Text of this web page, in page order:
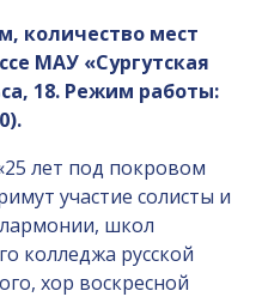
количество мест
МАУ «Сургутская
18. Режим работы:
лет под покровом
участие солисты и
школ
колледжа русской
хор воскресной